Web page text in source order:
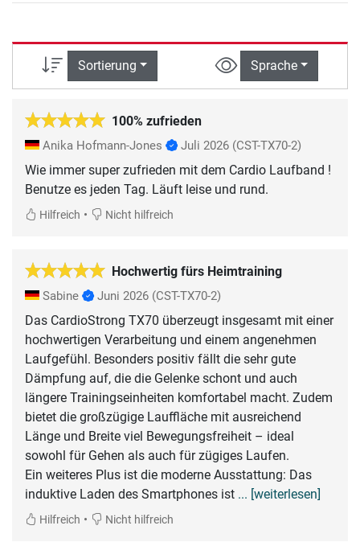
Sortierung Sprache
100% zufrieden
Anika Hofmann-Jones Juli 2026 (CST-TX70-2)
Wie immer super zufrieden mit dem Cardio Laufband !
Benutze es jeden Tag. Läuft leise und rund.
Hilfreich • Nicht hilfreich
Hochwertig fürs Heimtraining
Sabine Juni 2026 (CST-TX70-2)
Das CardioStrong TX70 überzeugt insgesamt mit einer
hochwertigen Verarbeitung und einem angenehmen
Laufgefühl. Besonders positiv fällt die sehr gute
Dämpfung auf, die die Gelenke schont und auch
längere Trainingseinheiten komfortabel macht. Zudem
bietet die großzügige Lauffläche mit ausreichend
Länge und Breite viel Bewegungsfreiheit – ideal
sowohl für Gehen als auch für zügiges Laufen.
Ein weiteres Plus ist die moderne Ausstattung: Das
induktive Laden des Smartphones ist ... [weiterlesen]
Hilfreich • Nicht hilfreich